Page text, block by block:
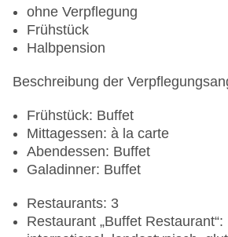
ohne Verpflegung
Frühstück
Halbpension
Beschreibung der
Frühstück: Buffet
Mittagessen: à la carte
Abendessen: Buffet
Galadinner: Buffet
Restaurants: 3
Restaurant „Buffet Restaurant“: